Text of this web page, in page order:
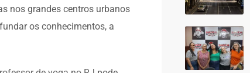
nos grandes centros urbanos
os conhecimentos, a